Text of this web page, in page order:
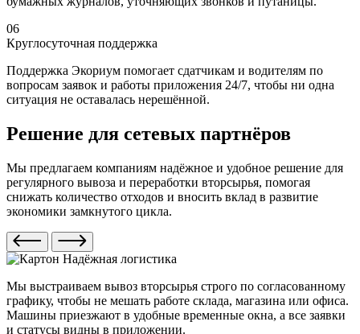
06
Круглосуточная поддержка
Поддержка Экориум помогает сдатчикам и водителям по
вопросам заявок и работы приложения 24/7, чтобы ни одна
ситуация не оставалась нерешённой.
Решение для сетевых партнёров
Мы предлагаем компаниям надёжное и удобное решение для
регулярного вывоза и переработки вторсырья, помогая
снижать количество отходов и вносить вклад в развитие
экономики замкнутого цикла.
Надёжная логистика
Мы выстраиваем вывоз вторсырья строго по согласованному
графику, чтобы не мешать работе склада, магазина или офиса.
Машины приезжают в удобные временные окна, а все заявки
и статусы видны в приложении.